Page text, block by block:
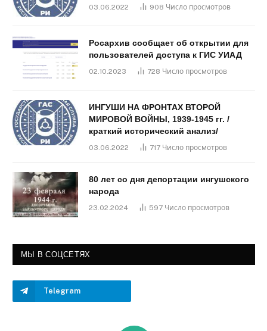
03.06.2022 908 Число просмотров
Росархив сообщает об открытии для
пользователей доступа к ГИС УИАД
02.10.2023 728 Число просмотров
ИНГУШИ НА ФРОНТАХ ВТОРОЙ
МИРОВОЙ ВОЙНЫ, 1939-1945 гг. /
краткий исторический анализ/
03.06.2022 717 Число просмотров
80 лет со дня депортации ингушского
народа
23.02.2024 597 Число просмотров
МЫ В СОЦСЕТЯХ
Telegram